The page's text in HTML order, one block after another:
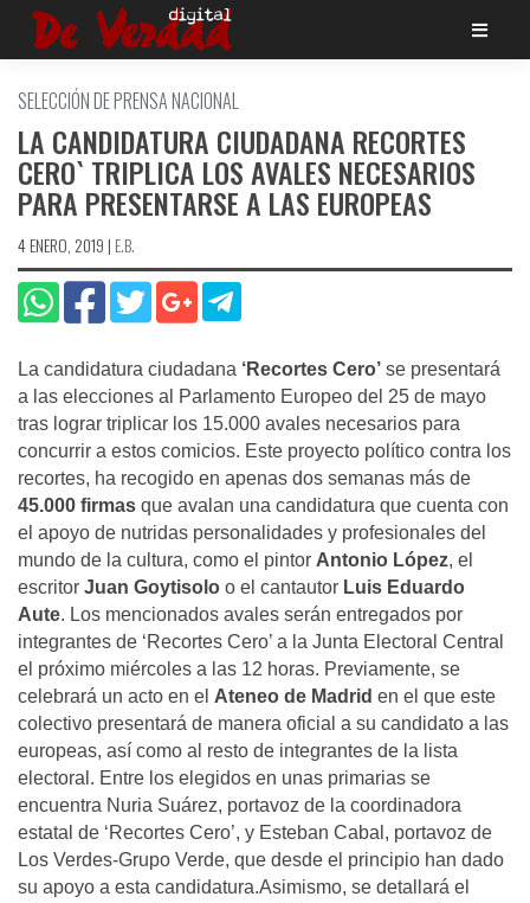
Saltar
SELECCIÓN DE PRENSA NACIONAL
LA CANDIDATURA CIUDADANA RECORTES
CERO` TRIPLICA LOS AVALES NECESARIOS
PARA PRESENTARSE A LAS EUROPEAS
4 ENERO, 2019 | E.B.
La candidatura ciudadana ‘Recortes Cero’ se presentará
a las elecciones al Parlamento Europeo del 25 de mayo
tras lograr triplicar los 15.000 avales necesarios para
concurrir a estos comicios. Este proyecto político contra los
recortes, ha recogido en apenas dos semanas más de
45.000 firmas que avalan una candidatura que cuenta con
el apoyo de nutridas personalidades y profesionales del
mundo de la cultura, como el pintor Antonio López, el
escritor Juan Goytisolo o el cantautor Luis Eduardo
Aute. Los mencionados avales serán entregados por
integrantes de ‘Recortes Cero’ a la Junta Electoral Central
el próximo miércoles a las 12 horas. Previamente, se
celebrará un acto en el Ateneo de Madrid en el que este
colectivo presentará de manera oficial a su candidato a las
europeas, así como al resto de integrantes de la lista
electoral. Entre los elegidos en unas primarias se
encuentra Nuria Suárez, portavoz de la coordinadora
estatal de ‘Recortes Cero’, y Esteban Cabal, portavoz de
Los Verdes-Grupo Verde, que desde el principio han dado
su apoyo a esta candidatura.Asimismo, se detallará el